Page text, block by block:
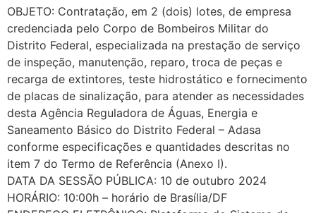
OBJETO: Contratação, em 2 (dois) lotes, de empresa
credenciada pelo Corpo de Bombeiros Militar do
Distrito Federal, especializada na prestação de serviço
de inspeção, manutenção, reparo, troca de peças e
recarga de extintores, teste hidrostático e fornecimento
de placas de sinalização, para atender as necessidades
desta Agência Reguladora de Águas, Energia e
Saneamento Básico do Distrito Federal – Adasa
conforme especificações e quantidades descritas no
item 7 do Termo de Referência (Anexo I).
DATA DA SESSÃO PÚBLICA: 10 de outubro 2024
HORÁRIO: 10:00h – horário de Brasília/DF